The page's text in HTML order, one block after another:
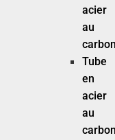
acier
au
Tube
en
acier
au